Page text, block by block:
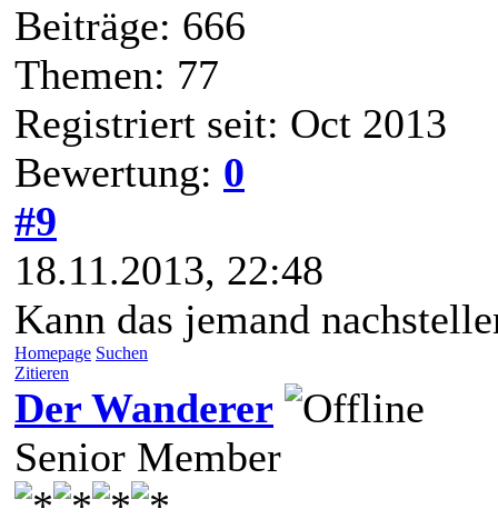
Beiträge: 666
Themen: 77
Registriert seit: Oct 2013
Bewertung: 0
#9
18.11.2013, 22:48
Kann das jemand
Homepage Suchen
Zitieren
Der Wanderer
Senior Member